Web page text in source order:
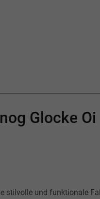
Glocke
stilvolle und funktionale